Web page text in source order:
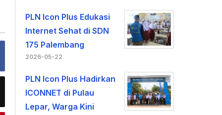
PLN Icon Plus Edukasi
Internet Sehat di SDN
175 Palembang
2026-05-22
PLN Icon Plus Hadirkan
ICONNET di Pulau
Lepar, Warga Kini